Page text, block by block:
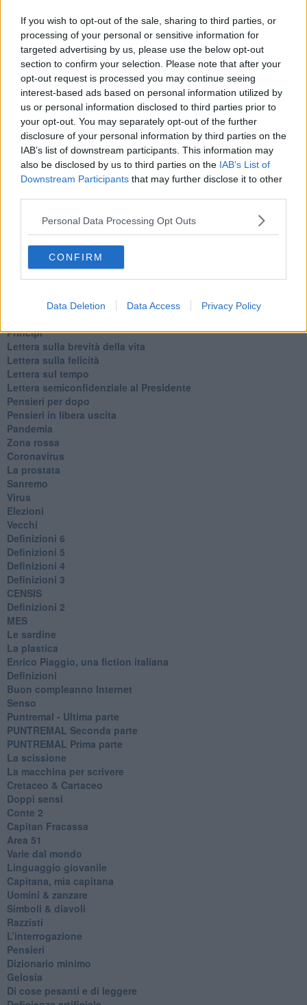
If you wish to opt-out of the sale, sharing to third parties, or
processing of your personal or sensitive information for
targeted advertising by us, please use the below opt-out
section to confirm your selection. Please note that after your
opt-out request is processed you may continue seeing
interest-based ads based on personal information utilized by
us or personal information disclosed to third parties prior to
your opt-out. You may separately opt-out of the further
disclosure of your personal information by third parties on the
IAB’s list of downstream participants. This information may
also be disclosed by us to third parties on the IAB’s List of
Downstream Participants that may further disclose it to other
Personal Data Processing Opt Outs
CONFIRM
Data Deletion Data Access Privacy Policy
​Biden!
In memoria
​Ancora Francesco
Rieccoci
Tenet
Francesco
Suarez
​Il responso
Willy
Non lo so
Destino
Valdera
Commissari
​Il grande vuoto
​La guerra dei mondi
Marciare non marcire
Fase due
Principi
​Lettera sulla brevità della vita
​Lettera sulla felicità
​Lettera sul tempo
Lettera semiconfidenziale al Presidente
Pensieri per dopo
​Pensieri in libera uscita
Pandemia
Zona rossa
Coronavirus
La prostata
Sanremo
Virus
Elezioni
Vecchi
Definizioni 6
Definizioni 5
Definizioni 4
Definizioni 3
CENSIS
​Definizioni 2
MES
Le sardine
La plastica
​Enrico Piaggio, una fiction italiana
Definizioni
​Buon compleanno Internet
Senso
Puntremal - Ultima parte
PUNTREMAL Seconda parte
​PUNTREMAL Prima parte
La scissione
La macchina per scrivere
Cretaceo & Cartaceo
Doppi sensi
​Conte 2
​Capitan Fracassa
​Area 51
Varie dal mondo
​Linguaggio giovanile
​Capitana, mia capitana
Uomini & zanzare
​Simboli & diavoli
Razzisti
​L’interrogazione
Pensieri
​Dizionario minimo
Gelosia
Di cose pesanti e di leggere